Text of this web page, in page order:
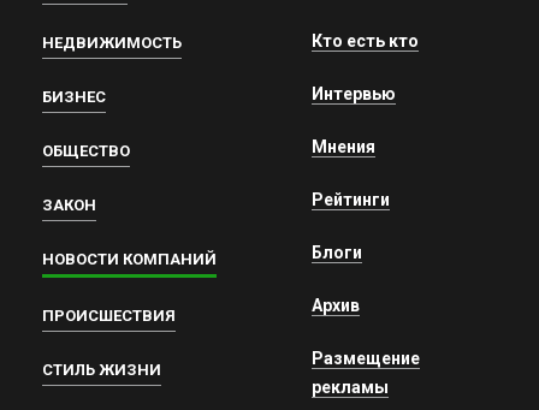
НЕДВИЖИМОСТЬ
БИЗНЕС
ОБЩЕСТВО
ЗАКОН
НОВОСТИ КОМПАНИЙ
ПРОИСШЕСТВИЯ
СТИЛЬ ЖИЗНИ
Кто есть кто
Интервью
Мнения
Рейтинги
Блоги
Архив
Размещение
рекламы